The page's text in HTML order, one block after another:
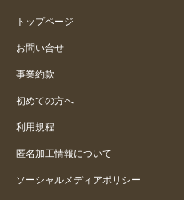
トップページ
お問い合せ
事業約款
初めての方へ
利用規程
匿名加工情報について
ソーシャルメディアポリシー